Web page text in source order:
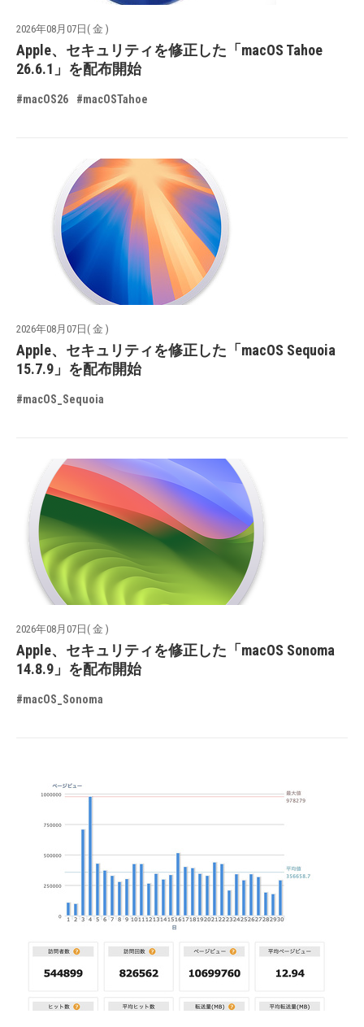
2026年08月07日( 金 )
Apple、セキュリティを修正した「macOS Tahoe
26.6.1」を配布開始
#macOS26 #macOSTahoe
2026年08月07日( 金 )
Apple、セキュリティを修正した「macOS Sequoia
15.7.9」を配布開始
#macOS_Sequoia
2026年08月07日( 金 )
Apple、セキュリティを修正した「macOS Sonoma
14.8.9」を配布開始
#macOS_Sonoma